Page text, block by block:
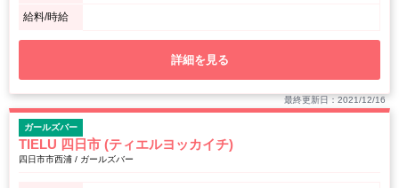
給料/時給
詳細を見る
最終更新日：2021/12/16
ガールズバー
TIELU 四日市 (ティエルヨッカイチ)
四日市市西浦 / ガールズバー